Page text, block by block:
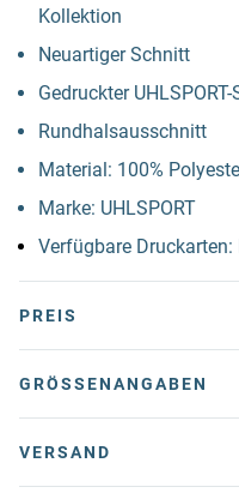
Kollektion
Neuartiger Schnitt
Gedruckter
Rundhalsausschnitt
Material: 100%
Marke: UHLSPORT
Verfügbare Druckarten:
PREIS
GRÖSSENANGABEN
VERSAND